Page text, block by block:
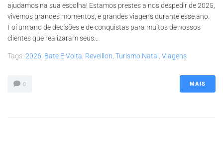
ajudamos na sua escolha! Estamos prestes a nos despedir de 2025,
vivemos grandes momentos, e grandes viagens durante esse ano.
Foi um ano de decisões e de conquistas para muitos de nossos
clientes que realizaram seus...
Tags: 2026 Bate E Volta Reveillon Turismo Natal Viagens
0 MAIS